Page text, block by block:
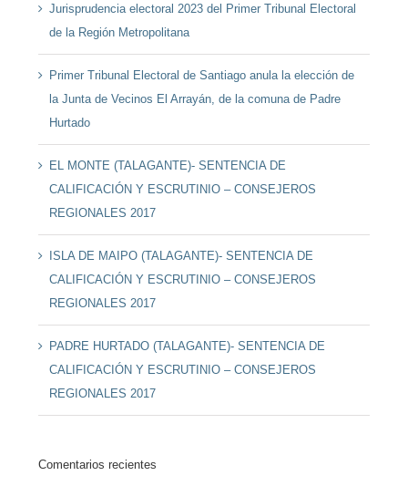
Jurisprudencia electoral 2023 del Primer Tribunal Electoral
de la Región Metropolitana
Primer Tribunal Electoral de Santiago anula la elección de
la Junta de Vecinos El Arrayán, de la comuna de Padre
Hurtado
EL MONTE (TALAGANTE)- SENTENCIA DE
CALIFICACIÓN Y ESCRUTINIO – CONSEJEROS
REGIONALES 2017
ISLA DE MAIPO (TALAGANTE)- SENTENCIA DE
CALIFICACIÓN Y ESCRUTINIO – CONSEJEROS
REGIONALES 2017
PADRE HURTADO (TALAGANTE)- SENTENCIA DE
CALIFICACIÓN Y ESCRUTINIO – CONSEJEROS
REGIONALES 2017
Comentarios recientes